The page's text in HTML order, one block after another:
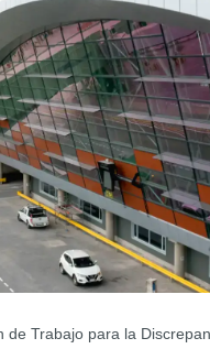
Trabajo para la